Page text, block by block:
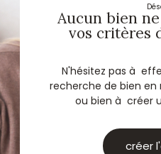
Aucun bien
vos critères
N'hésitez pas à
recherche de bien
ou bien à créer
créer